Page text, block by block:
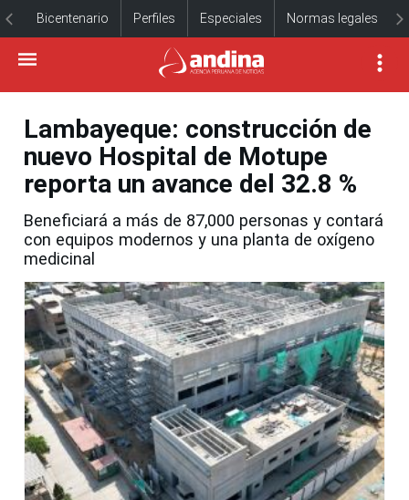
Bicentenario Perfiles Especiales Normas legales
Lambayeque: construcción de
nuevo Hospital de Motupe
reporta un avance del 32.8 %
Beneficiará a más de 87,000 personas y contará
con equipos modernos y una planta de oxígeno
medicinal